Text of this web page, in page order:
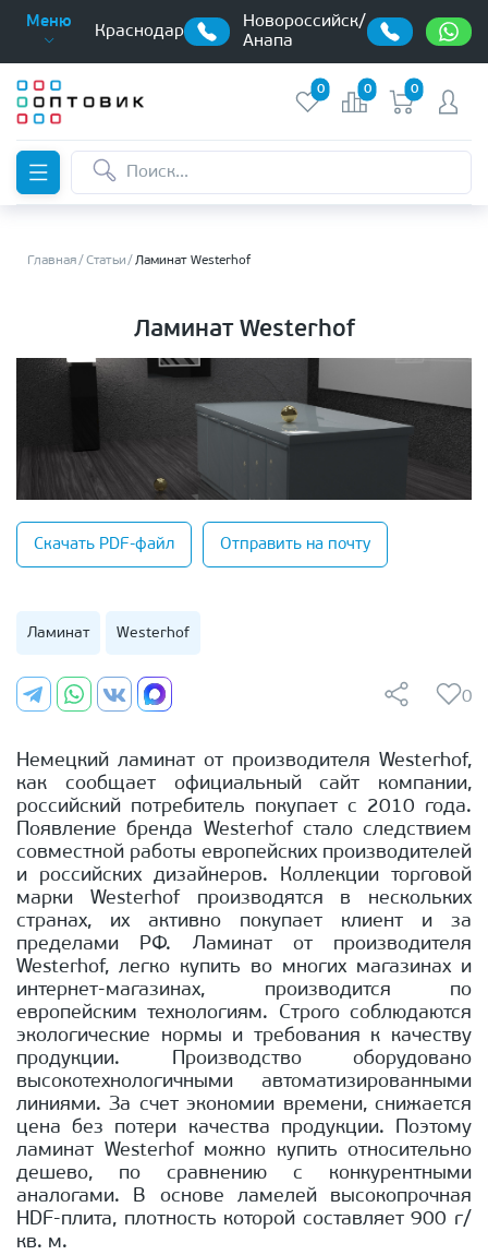
Меню
Краснодар
Новороссийск/
Анапа
0 0 0
Главная Статьи Ламинат Westerhof
Ламинат Westerhof
Скачать PDF-файл Отправить на почту
Ламинат Westerhof
0
Немецкий ламинат от производителя Westerhof,
как сообщает официальный сайт компании,
российский потребитель покупает с 2010 года.
Появление бренда Westerhof стало следствием
совместной работы европейских производителей
и российских дизайнеров. Коллекции торговой
марки Westerhof производятся в нескольких
странах, их активно покупает клиент и за
пределами РФ. Ламинат от производителя
Westerhof, легко купить во многих магазинах и
интернет-магазинах, производится по
европейским технологиям. Строго соблюдаются
экологические нормы и требования к качеству
продукции. Производство оборудовано
высокотехнологичными автоматизированными
линиями. За счет экономии времени, снижается
цена без потери качества продукции. Поэтому
ламинат Westerhof можно купить относительно
дешево, по сравнению с конкурентными
аналогами. В основе ламелей высокопрочная
HDF-плита, плотность которой составляет 900 г/
кв. м.